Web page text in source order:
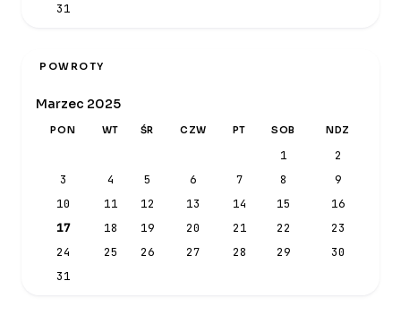
31
POWROTY
Marzec 2025
PON WT ŚR CZW PT SOB NDZ
1
2
3
4 5 6 7 8
9
10
11 12 13 14 15
16
17
18 19 20 21 22
23
24
25 26 27 28 29
30
31